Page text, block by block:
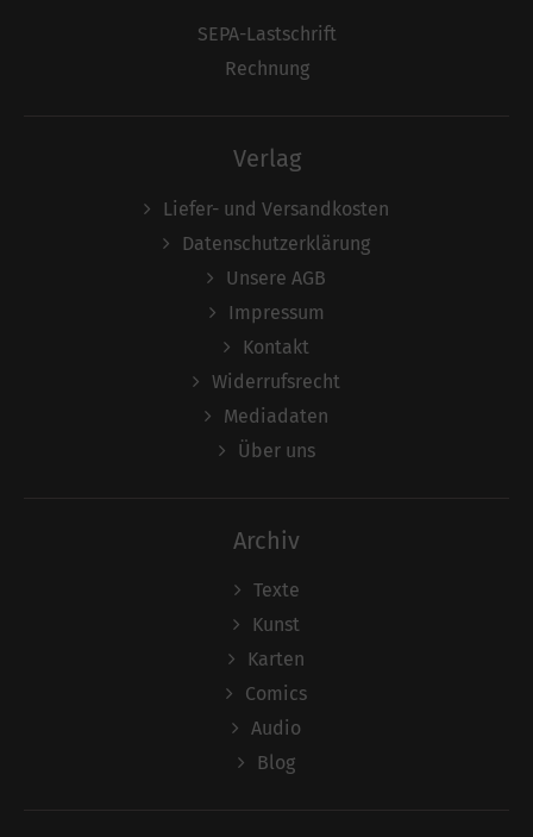
SEPA-Lastschrift
Rechnung
Verlag
Liefer- und Versandkosten
Datenschutzerklärung
Unsere AGB
Impressum
Kontakt
Widerrufsrecht
Mediadaten
Über uns
Archiv
Texte
Kunst
Karten
Comics
Audio
Blog